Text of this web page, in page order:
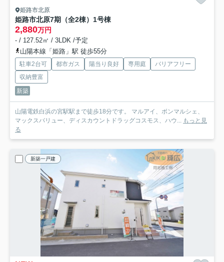
姫路市北原
姫路市北原7期（全2棟）1号棟
2,880万円
- / 127.52㎡ / 3LDK /予定
山陽本線「姫路」駅 徒歩55分
駐車2台可 都市ガス 陽当り良好 専用庭
バリアフリー
収納豊富
新築
山陽電鉄白浜の宮駅駅まで徒歩18分です。 マルアイ、ボンマルシェ、
マックスバリュー、ディスカウントドラッグコスモス、ハウ... もっと見
る
新築一戸建